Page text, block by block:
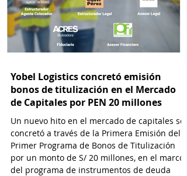
Yobel Logistics concretó emisión
bonos de titulización en el Mercado
de Capitales por PEN 20 millones
Un nuevo hito en el mercado de capitales se
concretó a través de la Primera Emisión del
Primer Programa de Bonos de Titulización
por un monto de S/ 20 millones, en el marco
del programa de instrumentos de deuda